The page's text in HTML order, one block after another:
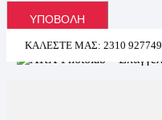
ΚΑΛΈΣΤΕ ΜΑΣ: 2310 927749